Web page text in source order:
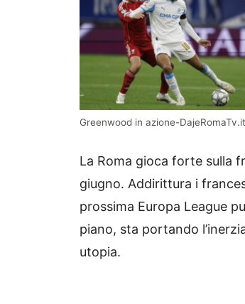
Greenwood in azione-DajeRomaTv.it
La Roma gioca forte sulla
giugno. Addirittura i
prossima Europa League
piano, sta portando
utopia.